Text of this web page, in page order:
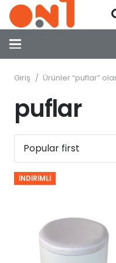
Giriş / Ürünler “puflar”
puflar
İNDIRIMLI